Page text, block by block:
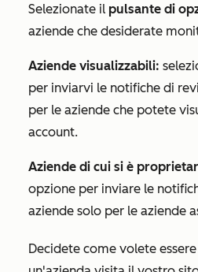
Selezionate il pulsante di
aziende che desiderate
Aziende visualizzabili:
per inviarvi le notifiche di
per le aziende che potete
account.
Aziende di cui si è
opzione per inviare le
aziende solo per le aziende
Decidete come volete